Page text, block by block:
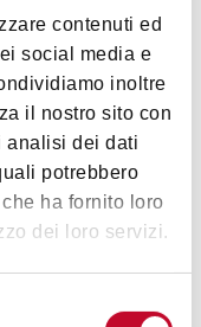
contenuti ed
social media e
inoltre
il nostro sito con
analisi dei dati
potrebbero
ha fornito loro
dei loro servizi.